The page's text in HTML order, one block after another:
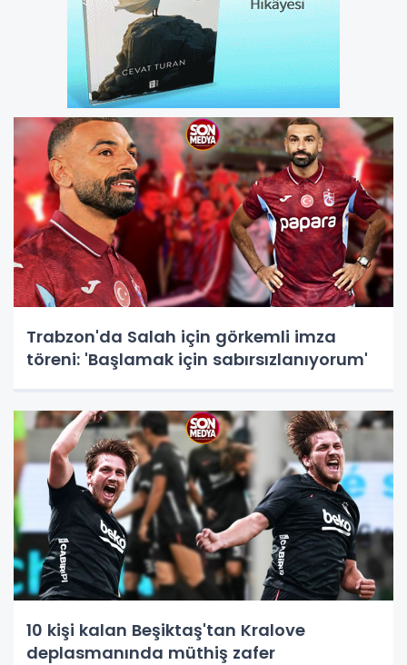
Trabzon'da Salah için görkemli imza
töreni: 'Başlamak için sabırsızlanıyorum'
10 kişi kalan Beşiktaş'tan Kralove
deplasmanında müthiş zafer